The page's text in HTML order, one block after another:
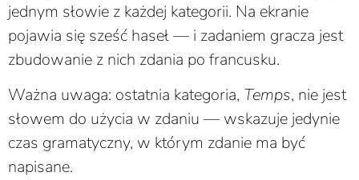
jednym słowie z każdej kategorii. Na ekranie
pojawia się sześć haseł — i zadaniem gracza jest
zbudowanie z nich zdania po francusku.
Ważna uwaga: ostatnia kategoria, Temps, nie jest
słowem do użycia w zdaniu — wskazuje jedynie
czas gramatyczny, w którym zdanie ma być
napisane.